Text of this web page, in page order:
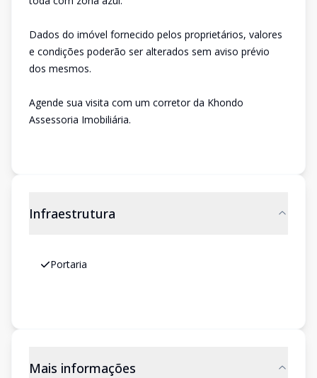
Dados do imóvel fornecido pelos proprietários, valores
e condições poderão ser alterados sem aviso prévio
dos mesmos.
Agende sua visita com um corretor da Khondo
Assessoria Imobiliária.
Infraestrutura
Portaria
Mais informações